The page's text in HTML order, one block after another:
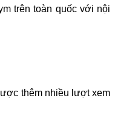
trên toàn quốc với nội
thêm nhiều lượt xem